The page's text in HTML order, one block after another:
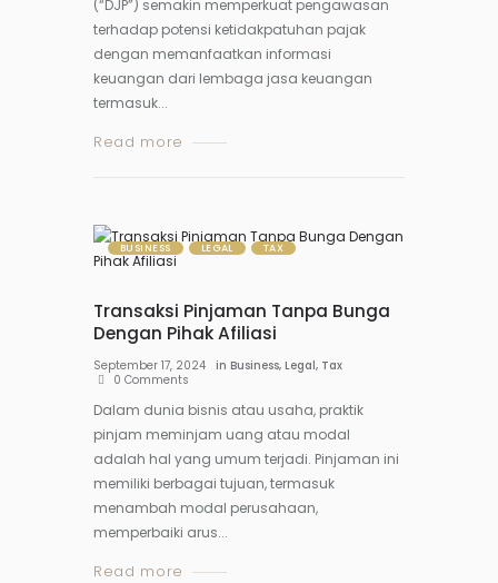
(“DJP”) semakin memperkuat pengawasan
terhadap potensi ketidakpatuhan pajak
dengan memanfaatkan informasi
keuangan dari lembaga jasa keuangan
termasuk...
Read more
BUSINESS LEGAL TAX
Transaksi Pinjaman Tanpa Bunga
Dengan Pihak Afiliasi
September 17, 2024 in Business, Legal, Tax
0 Comments
Dalam dunia bisnis atau usaha, praktik
pinjam meminjam uang atau modal
adalah hal yang umum terjadi. Pinjaman ini
memiliki berbagai tujuan, termasuk
menambah modal perusahaan,
memperbaiki arus...
Read more